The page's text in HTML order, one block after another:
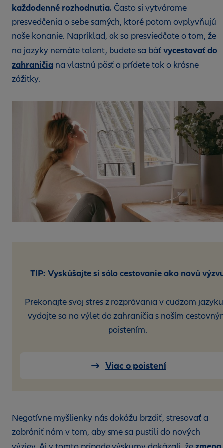
každodenné rozhodnutia. Často si vytvárame
presvedčenia o sebe samých, ktoré potom ovplyvňujú
naše konanie. Napríklad, ak sa presviedčate o tom, že
na jazyky nemáte talent, budete sa báťvycestovať do
zahraničia na vlastnú päsť a prídete tak o krásne
zážitky.
TIP: Vyskúšajte si sólo cestovanie ako novú
Prekonajte svoj stres z rozprávania v cudzom
vydajte sa na výlet do zahraničia s naším
poistením.
Viac o poistení
Negatívne myšlienky nás dokážu brzdiť, stresovať a
zabrániť nám v tom, aby sme sa pustili do nových